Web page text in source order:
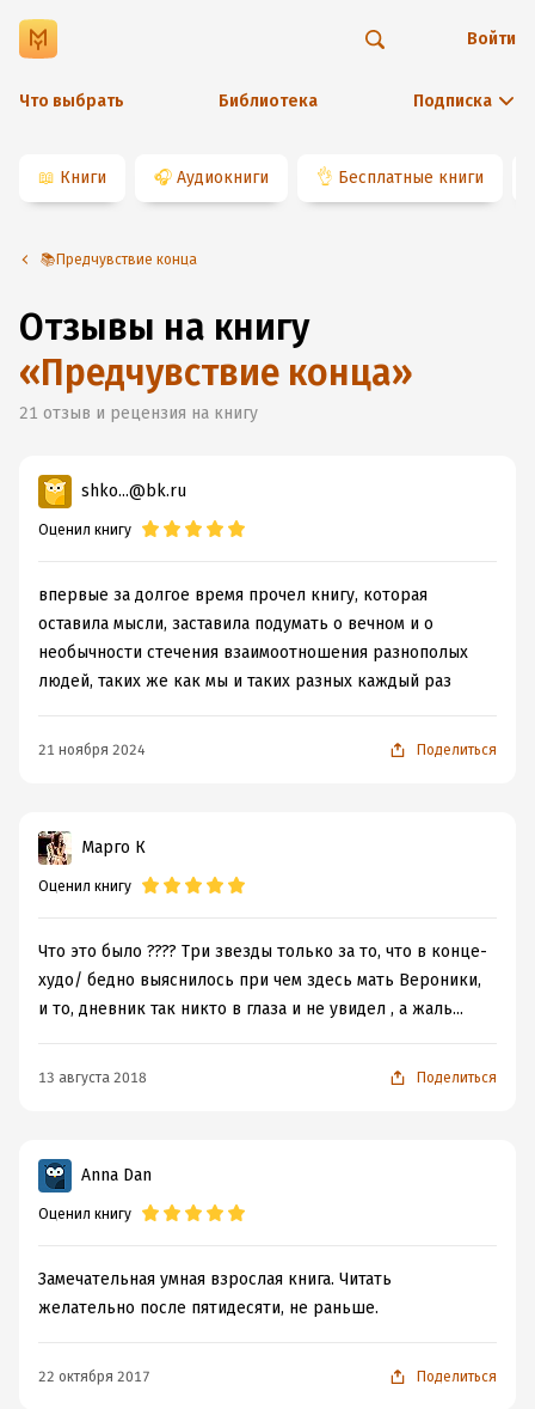
Что выбрать Библиотека Подписка
Войти
📖 Книги 🎧 Аудиокниги 👌 Бесплатные книги
📚Предчувствие конца
Отзывы на книгу
«Предчувствие конца»
21 отзыв и рецензия на книгу
shko...@bk.ru
Оценил книгу
впервые за долгое время прочел книгу, которая
оставила мысли, заставила подумать о вечном и о
необычности стечения взаимоотношения разнополых
людей, таких же как мы и таких разных каждый раз
21 ноября 2024 Поделиться
Марго К
Оценил книгу
Что это было ???? Три звезды только за то, что в конце-
худо/ бедно выяснилось при чем здесь мать Вероники,
и то, дневник так никто в глаза и не увидел , а жаль...
13 августа 2018 Поделиться
Anna Dan
Оценил книгу
Замечательная умная взрослая книга. Читать
желательно после пятидесяти, не раньше.
22 октября 2017 Поделиться